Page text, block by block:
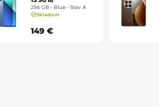
256 GB • Blue • Stav A
Skladom
149 €